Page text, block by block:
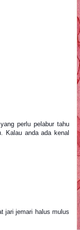
perlu pelabur tahu
Kalau anda ada kenal
jari jemari halus mulus